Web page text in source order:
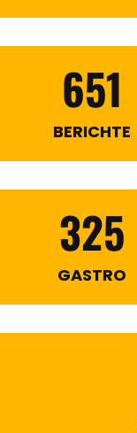
651
BERICHTE
325
GASTRO